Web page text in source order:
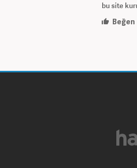
bu site
Beğen